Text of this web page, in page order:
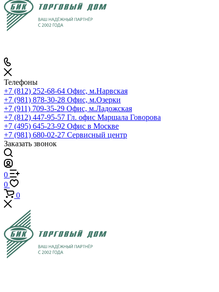
Телефоны
+7 (812) 252-68-64 Офис, м.Нарвская
+7 (981) 878-30-28 Офис, м.Озерки
+7 (911) 709-35-29 Офис, м.Ладожская
+7 (812) 447-95-57 Гл. офис Маршала Говорова
+7 (495) 645-23-92 Офис в Москве
+7 (981) 680-02-27 Сервисный центр
Заказать звонок
0
0
0